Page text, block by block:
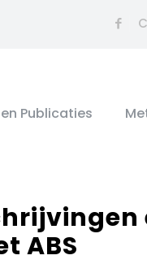
Publicaties
ABS